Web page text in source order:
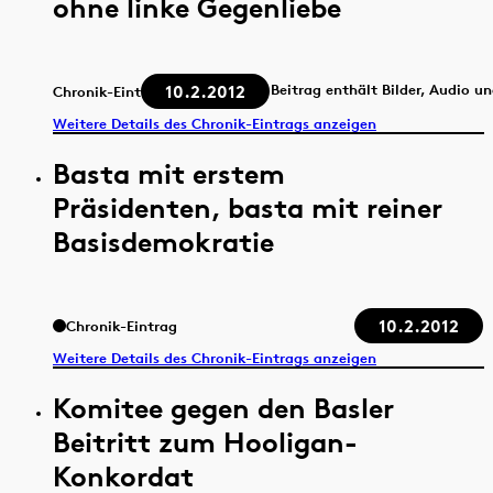
ohne linke Gegenliebe
Chronik-Eintrag 10.2.2012
Beitrag enthält Bilder, Audio
Weitere Details des Chronik-Eintrags anzeigen
Basta mit erstem
Präsidenten, basta mit reiner
Basisdemokratie
Chronik-Eintrag 10.2.2012
Weitere Details des Chronik-Eintrags anzeigen
Komitee gegen den Basler
Beitritt zum Hooligan-
Konkordat